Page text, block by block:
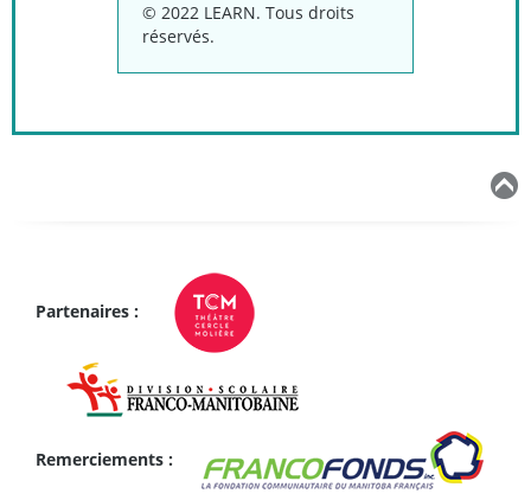
© 2022 LEARN. Tous droits
réservés.
Partenaires :
Remerciements :